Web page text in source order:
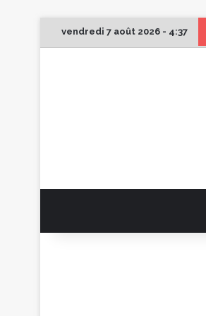
vendredi 7 août 2026 - 4:37